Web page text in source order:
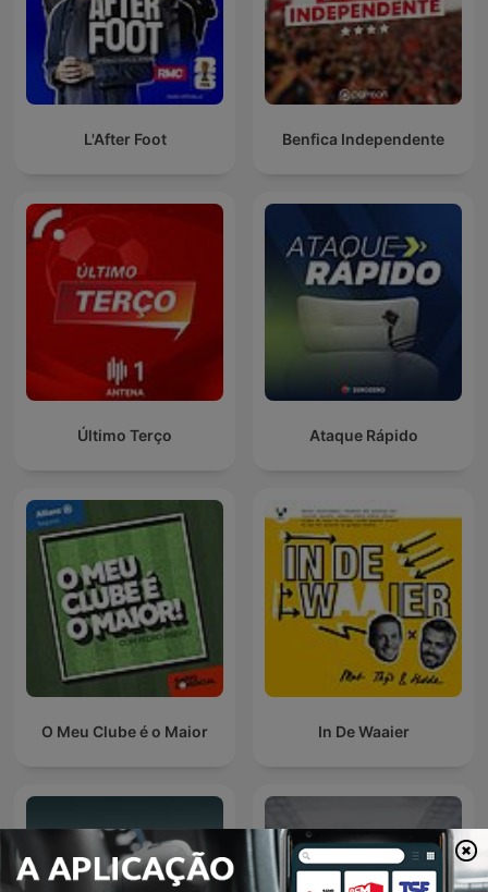
L'After Foot Benfica Independente
Último Terço Ataque Rápido
O Meu Clube é o Maior In De Waaier